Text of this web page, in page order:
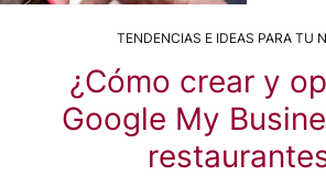
TENDENCIAS E IDEAS PARA TU
¿Cómo crear y
Google My